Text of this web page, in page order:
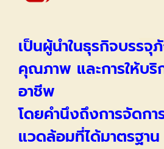
เป็นผู้นำในธุรกิจบรร
คุณภาพ และการให้บริ
อาชีพ
โดยคำนึงถึงการจัดกา
แวดล้อมที่ได้มาตรฐาน